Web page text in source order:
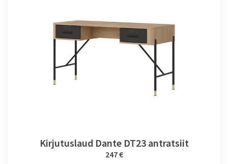
Kirjutuslaud Dante DT23 antratsiit
247 €